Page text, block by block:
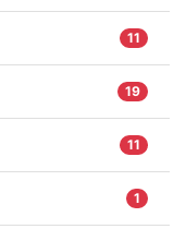
11
19
11
1